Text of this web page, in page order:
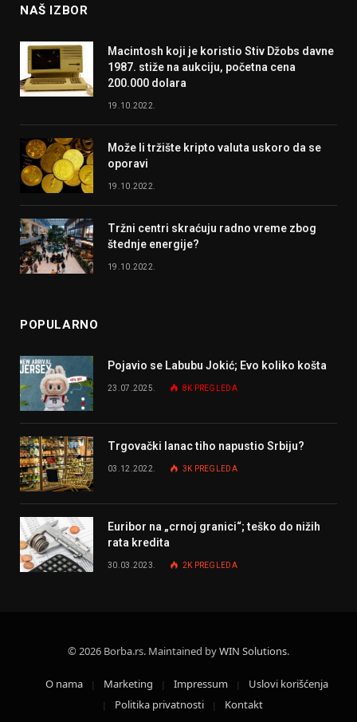
NAŠ IZBOR
Macintosh koji je koristio Stiv Džobs davne
1987. stiže na aukciju, početna cena
200.000 dolara
19.10.2022.
Može li tržište kripto valuta uskoro da se
oporavi
19.10.2022.
Tržni centri skraćuju radno vreme zbog
štednje energije?
19.10.2022.
POPULARNO
Pojavio se Labubu Jokić; Evo koliko košta
23.07.2025. 8K PREGLEDA
Trgovački lanac tiho napustio Srbiju?
03.12.2022. 3K PREGLEDA
Euribor na „crnoj granici“; teško do nižih
rata kredita
30.03.2023. 2K PREGLEDA
© 2026 Borba.rs. Maintained byWIN Solutions.
O nama Marketing Impressum
Uslovi korišćenja
Politika privatnosti
Kontakt